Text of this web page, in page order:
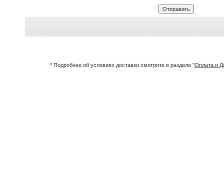
* Подробнее об условиях доставки смотрите в разделе "Оплата и